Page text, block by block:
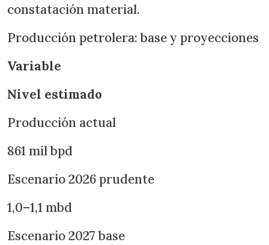
constatación material.
Producción petrolera: base y proyecciones
Variable
Nivel estimado
Producción actual
861 mil bpd
Escenario 2026 prudente
1,0–1,1 mbd
Escenario 2027 base